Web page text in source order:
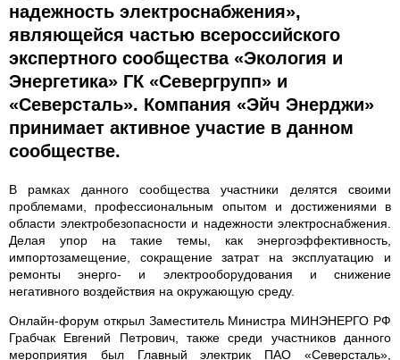
надежность электроснабжения»,
являющейся частью всероссийского
экспертного сообщества «Экология и
Энергетика» ГК «Севергрупп» и
«Северсталь». Компания «Эйч Энерджи»
принимает активное участие в данном
сообществе.
В рамках данного сообщества участники делятся своими
проблемами, профессиональным опытом и достижениями в
области электробезопасности и надежности электроснабжения.
Делая упор на такие темы, как энергоэффективность,
импортозамещение, сокращение затрат на эксплуатацию и
ремонты энерго- и электрооборудования и снижение
негативного воздействия на окружающую среду.
Онлайн-форум открыл Заместитель Министра МИНЭНЕРГО РФ
Грабчак Евгений Петрович, также среди участников данного
мероприятия был Главный электрик ПАО «Северсталь»,